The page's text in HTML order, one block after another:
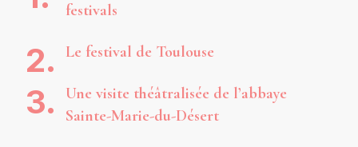
festivals
Le festival de Toulouse
Une visite théâtralisée de l’abbaye
Sainte-Marie-du-Désert